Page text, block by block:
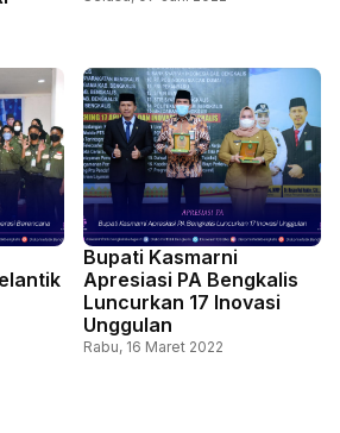
Bupati Kasmarni
Apresiasi PA Bengkalis
Luncurkan 17 Inovasi
Unggulan
Rabu, 16 Maret 2022